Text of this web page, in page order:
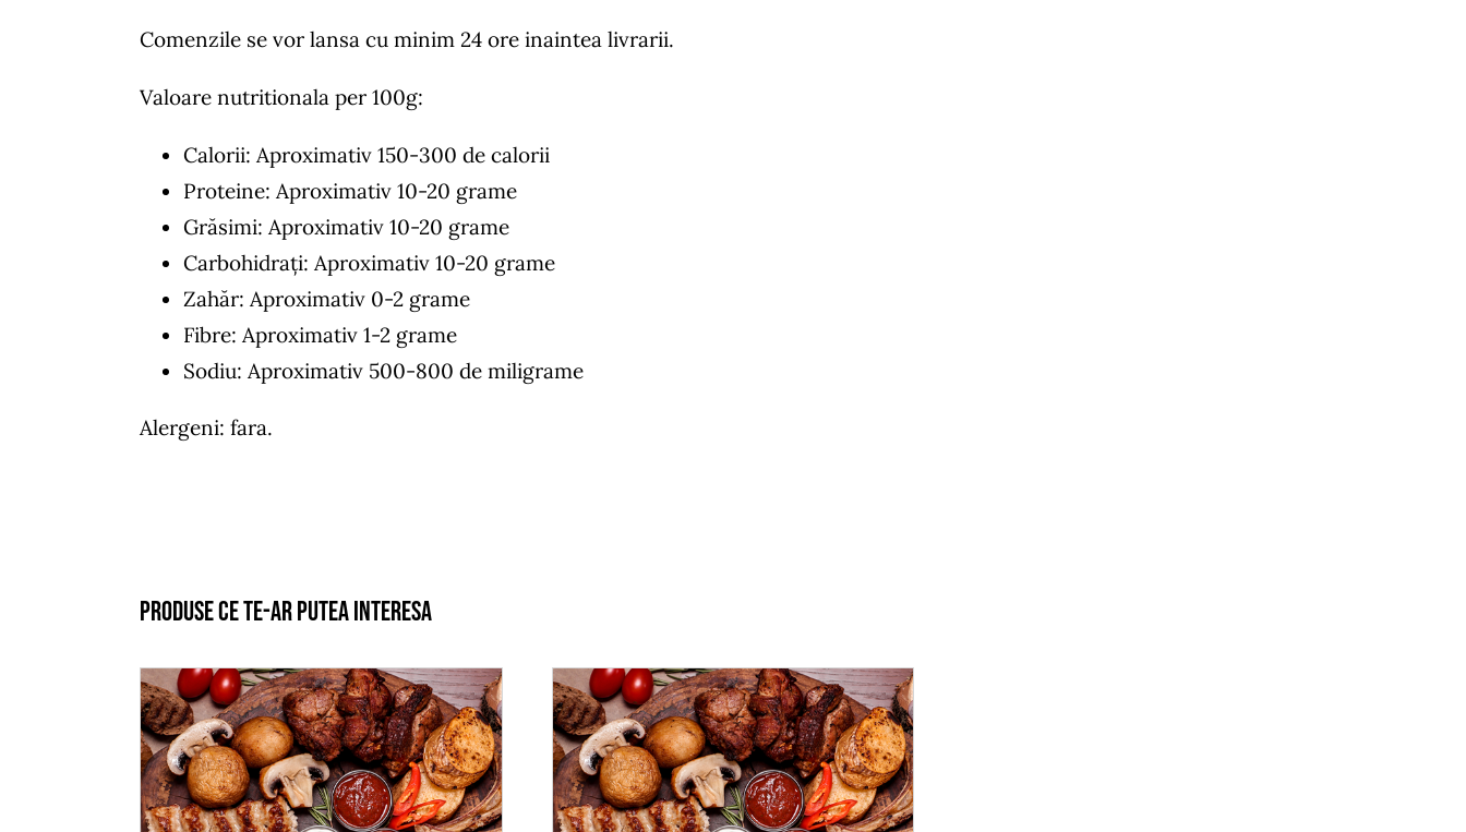
Comenzile se vor lansa cu minim 24 ore inaintea livrarii.
Valoare nutritionala per 100g:
Calorii: Aproximativ 150-300 de calorii
Proteine: Aproximativ 10-20 grame
Grăsimi: Aproximativ 10-20 grame
Carbohidrați: Aproximativ 10-20 grame
Zahăr: Aproximativ 0-2 grame
Fibre: Aproximativ 1-2 grame
Sodiu: Aproximativ 500-800 de miligrame
Alergeni: fara.
Produse ce te-ar putea interesa